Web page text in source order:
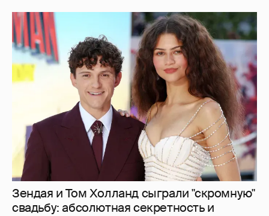
Зендая и Том Холланд сыграли "скромную"
свадьбу: абсолютная секретность и
Тимоти Шаламе с Кайли Дженнер среди
гостей
11